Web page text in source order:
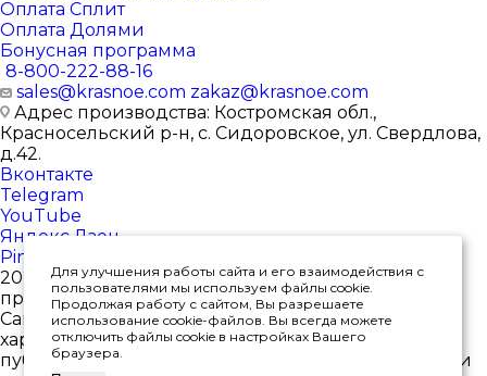
Оплата Сплит
Оплата Долями
Бонусная программа
8-800-222-88-16
sales@krasnoe.com zakaz@krasnoe.com
Адрес производства: Костромская обл.,
Красносельский р-н, с. Сидоровское, ул. Свердлова,
д.42.
Вконтакте
Telegram
YouTube
Яндекс.Дзен
Pinterest
2026 © Интернет-магазин ювелирных изделий от
производителя
Сайт носит исключительно информационный
характер, и ни при каких условиях не является
публичной офертой, определяемой положениями
Для улучшения работы сайта и его взаимодействия с
пользователями мы используем файлы cookie.
Продолжая работу с сайтом, Вы разрешаете
использование cookie-файлов. Вы всегда можете
отключить файлы cookie в настройках Вашего
браузера.